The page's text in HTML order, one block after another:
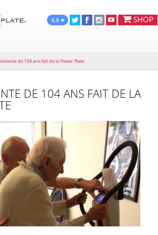
SHOP
de 104 ans fait de la Power Plate
DE 104 ANS FAIT DE LA